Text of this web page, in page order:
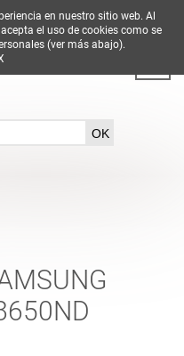
DE EN ES FR
en nuestro sitio web. Al
el uso de cookies como se
personales (ver más abajo).